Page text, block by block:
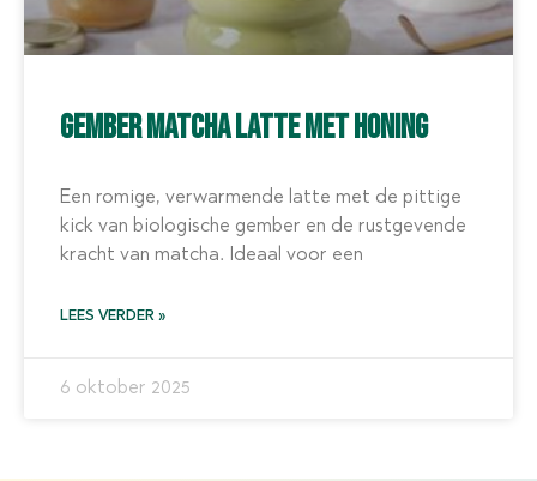
Gember Matcha Latte met Honing
Een romige, verwarmende latte met de pittige
kick van biologische gember en de rustgevende
kracht van matcha. Ideaal voor een
LEES VERDER »
6 oktober 2025